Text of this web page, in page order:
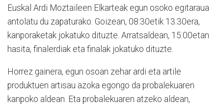
Euskal Ardi Moztaileen Elkarteak egun osoko egitaraua
antolatu du zapaturako. Goizean, 08:30etik 13:30era,
kanporaketak jokatuko dituzte. Arratsaldean, 15:00etan
hasita, finalerdiak eta finalak jokatuko dituzte.
Horrez gainera, egun osoan zehar ardi eta artile
produktuen artisau azoka egongo da probalekuaren
kanpoko aldean. Eta probalekuaren atzeko aldean,